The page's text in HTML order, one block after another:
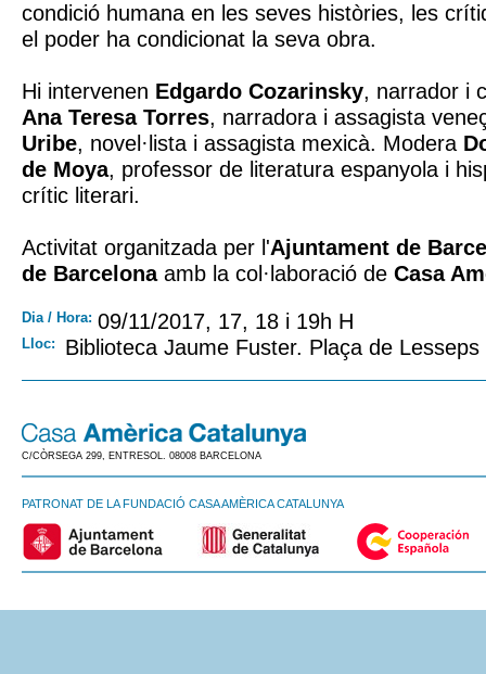
condició humana en les seves històries, les
el poder ha condicionat la seva obra.
Hi intervenen Edgardo Cozarinsky, narrador i
Ana Teresa Torres, narradora i assagista
Uribe, novel·lista i assagista mexicà. Modera
de Moya, professor de literatura espanyola i
crític literari.
Activitat organitzada per l'Ajuntament de
de Barcelonaamb la col·laboració de Casa
Dia / Hora: 09/11/2017, 17, 18 i 19h H
Lloc: Biblioteca Jaume Fuster. Plaça de
C/CÒRSEGA 299, ENTRESOL. 08008 BARCELONA
PATRONAT DE LA FUNDACIÓ CASA AMÈRICA CATALUNYA